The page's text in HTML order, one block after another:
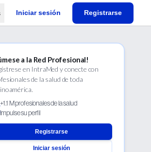
Iniciar sesión Registrarse
a la Red Profesional!
en IntraMed y conecte con
de la salud de toda
+1.1 M profesionales de la salud
Impulse su perfil
Registrarse
Iniciar sesión